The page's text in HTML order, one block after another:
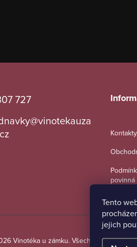
Tento
jejich
727
@vinotekauza
Vinotéka u zámku. Všechna práva